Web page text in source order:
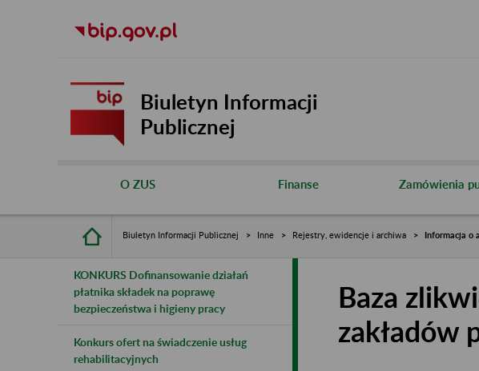
Biuletyn Informacji
Publicznej
O ZUS Finanse Zamówienia
Biuletyn Informacji Publicznej Inne Rejestry, ewidencje i archiwa Informacja o
KONKURS Dofinansowanie działań
płatnika składek na poprawę
bezpieczeństwa i higieny pracy
Konkurs ofert na świadczenie usług
rehabilitacyjnych
Baza
zakładów